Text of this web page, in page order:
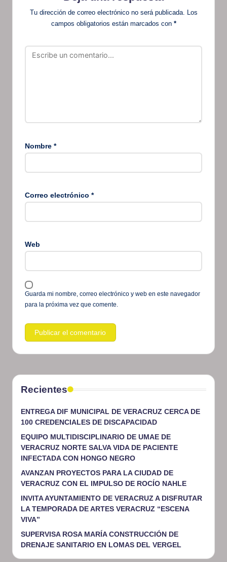
Tu dirección de correo electrónico no será publicada. Los
campos obligatorios están marcados con *
Nombre *
Correo electrónico *
Web
Guarda mi nombre, correo electrónico y web en este navegador
para la próxima vez que comente.
Recientes
ENTREGA DIF MUNICIPAL DE VERACRUZ CERCA DE
100 CREDENCIALES DE DISCAPACIDAD
EQUIPO MULTIDISCIPLINARIO DE UMAE DE
VERACRUZ NORTE SALVA VIDA DE PACIENTE
INFECTADA CON HONGO NEGRO
AVANZAN PROYECTOS PARA LA CIUDAD DE
VERACRUZ CON EL IMPULSO DE ROCÍO NAHLE
INVITA AYUNTAMIENTO DE VERACRUZ A DISFRUTAR
LA TEMPORADA DE ARTES VERACRUZ “ESCENA
VIVA”
SUPERVISA ROSA MARÍA CONSTRUCCIÓN DE
DRENAJE SANITARIO EN LOMAS DEL VERGEL